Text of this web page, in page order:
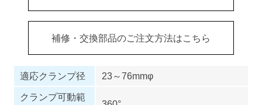
補修・交換部品のご注文方法はこちら
適応クランプ径
23～76mmφ
クランプ可動範